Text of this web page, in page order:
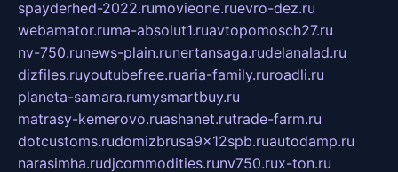
spayderhed-2022.rumovieone.ruevro-dez.ru
webamator.ruma-absolut1.ruavtopomosch27.ru
nv-750.runews-plain.runertansaga.rudelanalad.ru
dizfiles.ruyoutubefree.ruaria-family.ruroadli.ru
planeta-samara.rumysmartbuy.ru
matrasy-kemerovo.ruashanet.rutrade-farm.ru
dotcustoms.rudomizbrusa9x12spb.ruautodamp.ru
narasimha.rudjcommodities.runv750.rux-ton.ru